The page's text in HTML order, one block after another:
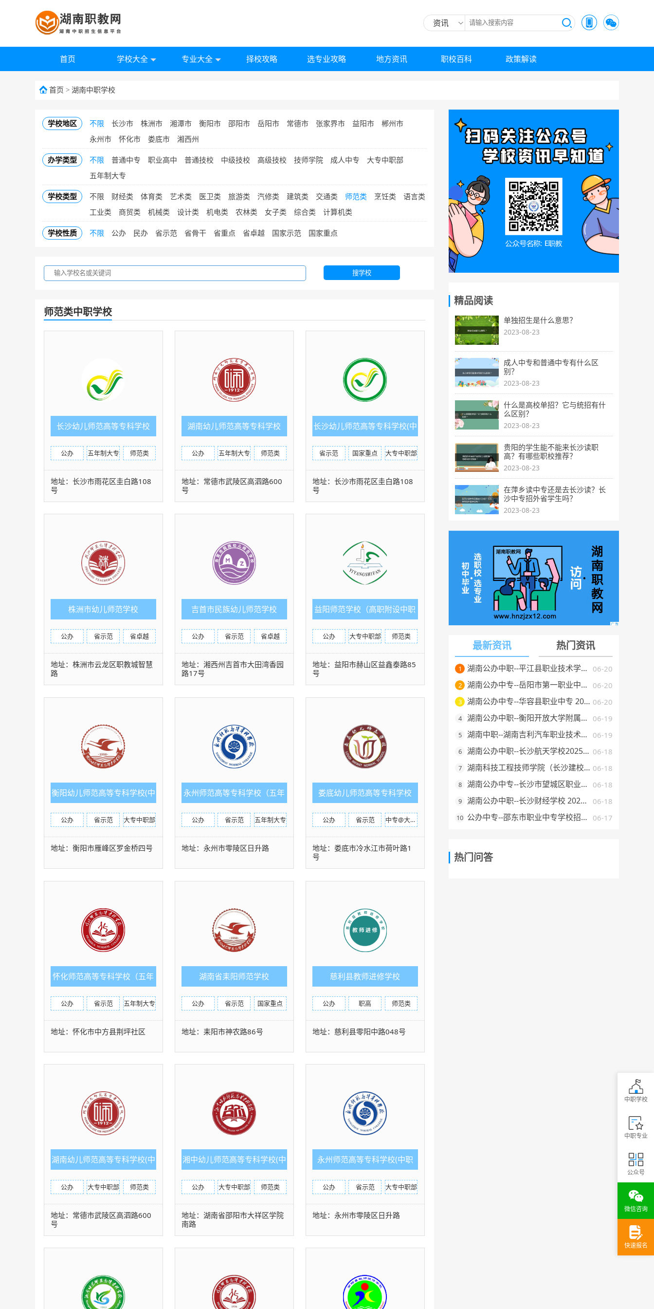
资讯
首页 学校大全 专业大全 择校攻略 选专业攻略 地方资讯 职校百科 政策解读
首页 > 湖南中职学校
学校地区 不限 长沙市 株洲市 湘潭市 衡阳市 邵阳市 岳阳市 常德市 张家界市 益阳市
郴州市
永州市
怀化市 娄底市 湘西州
办学类型 不限 普通中专 职业高中 普通技校 中级技校 高级技校 技师学院 成人中专
大专中职部
五年制大专
学校类型 不限 财经类 体育类 艺术类 医卫类 旅游类 汽修类 建筑类 交通类 师范类 烹饪类
语言类
工业类
商贸类 机械类 设计类 机电类 农林类 女子类 综合类 计算机类
学校性质 不限 公办 民办 省示范 省骨干 省重点 省卓越 国家示范 国家重点
搜学校
师范类中职学校
长沙幼儿师范高等专科学校
（五年制）
公办 五年制大专 师范类
地址：长沙市雨花区圭白路108
号
湖南幼儿师范高等专科学校
（五年制）
公办 五年制大专 师范类
地址：常德市武陵区高泗路600
号
长沙幼儿师范高等专科学校(中
职部)
省示范 国家重点 大专中职部
地址：长沙市雨花区圭白路108
号
株洲市幼儿师范学校
公办 省示范 省卓越
地址：株洲市云龙区职教城智慧
路
吉首市民族幼儿师范学校
公办 省示范 省卓越
地址：湘西州吉首市大田湾香园
路17号
益阳师范学校（高职附设中职
班）
公办 大专中职部 师范类
地址：益阳市赫山区益鑫泰路85
号
衡阳幼儿师范高等专科学校(中
职部)
公办 省示范 大专中职部
地址：衡阳市雁峰区罗金桥四号
永州师范高等专科学校（五年
制）
公办 省示范 五年制大专
地址：永州市零陵区日升路
娄底幼儿师范高等专科学校
公办 省示范 中专@大专中职部
地址：娄底市冷水江市荷叶路1
号
怀化师范高等专科学校（五年
制）
公办 省示范 五年制大专
地址：怀化市中方县荆坪社区
湖南省耒阳师范学校
公办 省示范 国家重点
地址：耒阳市神农路86号
慈利县教师进修学校
公办 职高 师范类
地址：慈利县零阳中路048号
湖南幼儿师范高等专科学校(中
职部)
公办 大专中职部 师范类
地址：常德市武陵区高泗路600
号
湘中幼儿师范高等专科学校(中
职部)
公办 大专中职部 师范类
地址：湖南省邵阳市大祥区学院
南路
永州师范高等专科学校(中职
部)
公办 省示范 大专中职部
地址：永州市零陵区日升路
精品阅读
单独招生是什么意思？
2023-08-23
成人中专和普通中专有什么区
别？
2023-08-23
什么是高校单招？它与统招有什
么区别？
2023-08-23
贵阳的学生能不能来长沙读职
高？有哪些职校推荐？
2023-08-23
在萍乡读中专还是去长沙读？长
沙中专招外省学生吗？
2023-08-23
最新资讯 热门资讯
1 06-20
湖南公办中职--平江县职业技术学校 2025 年招生简章
2 06-20
湖南公办中专--岳阳市第一职业中等专业学校 2025 年招生简章
3 06-20
湖南公办中专--华容县职业中专 2025 年招生简章
4 06-19
湖南公办中职--衡阳开放大学附属中等职业学校 2025 年招生简章
5 06-19
湖南中职--湖南吉利汽车职业技术学院2025年普通高校招生章程
6 06-18
湖南公办中职--长沙航天学校2025年招生简章
7 06-18
湖南科技工程技师学院（长沙建校）2025年招生简章
8 06-18
湖南公办中专--长沙市望城区职业中等专业学校 2025 年招生简章
9 06-18
湖南公办中职--长沙财经学校 2025 年招生简章
10 06-17
公办中专--邵东市职业中专学校招生简章（2025 年）
热门问答
中职学校
中职专业
公众号
微信咨询
快速报名